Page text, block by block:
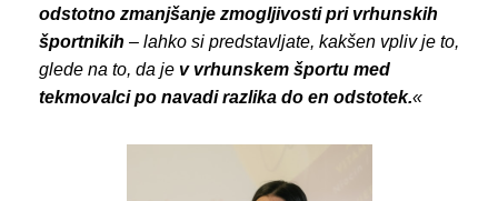
odstotno zmanjšanje zmogljivosti pri vrhunskih
športnikih – lahko si predstavljate, kakšen vpliv je to,
glede na to, da je v vrhunskem športu med
tekmovalci po navadi razlika do en odstotek.«